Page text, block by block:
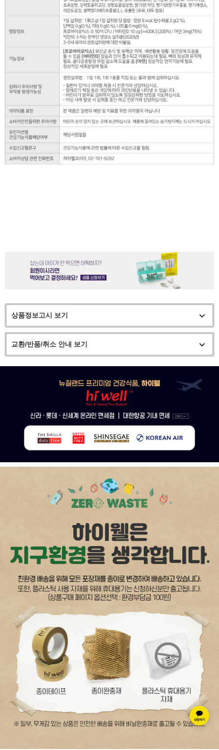
상품정보고시 보기
교환/반품/취소 안내 보기